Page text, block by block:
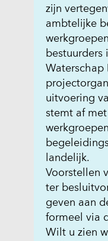
zijn
ambtelijke
bestuurders
Waterschap
uitvoering
stemt af
landelijk.
Voorstellen
ter
geven aan
formeel via
Wilt u zien